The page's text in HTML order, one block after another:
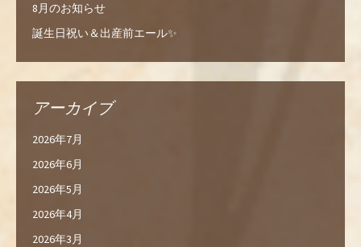
8月のお知らせ
誕生日祝い＆出産前エール✨
アーカイブ
2026年7月
2026年6月
2026年5月
2026年4月
2026年3月